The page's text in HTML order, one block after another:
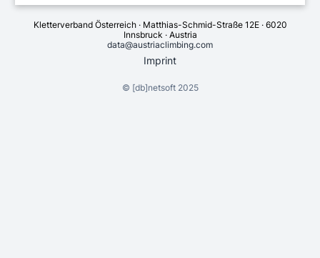
Kletterverband Österreich · Matthias-Schmid-Straße 12E · 6020
Innsbruck · Austria
data@austriaclimbing.com
Imprint
© [db]netsoft2025